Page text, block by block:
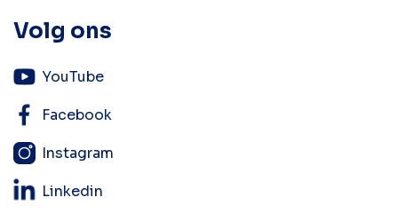
Volg ons
YouTube
Facebook
Instagram
Linkedin